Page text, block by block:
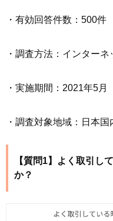
・有効回答件数：500件
・調査方法：インター
・実施期間：2021年5月
・調査対象地域：日本国
【質問1】よく取引し
か？